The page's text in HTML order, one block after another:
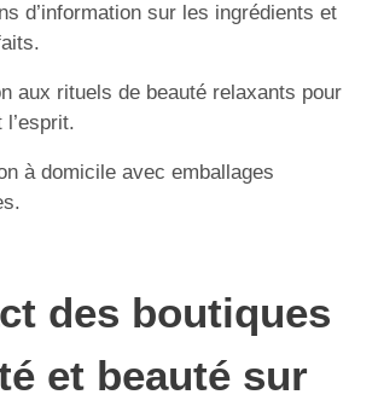
d’information sur les ingrédients et
aux rituels de beauté relaxants pour
l’esprit.
à domicile avec emballages
des boutiques
et beauté sur